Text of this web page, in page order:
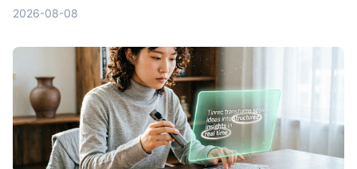
2026-08-08